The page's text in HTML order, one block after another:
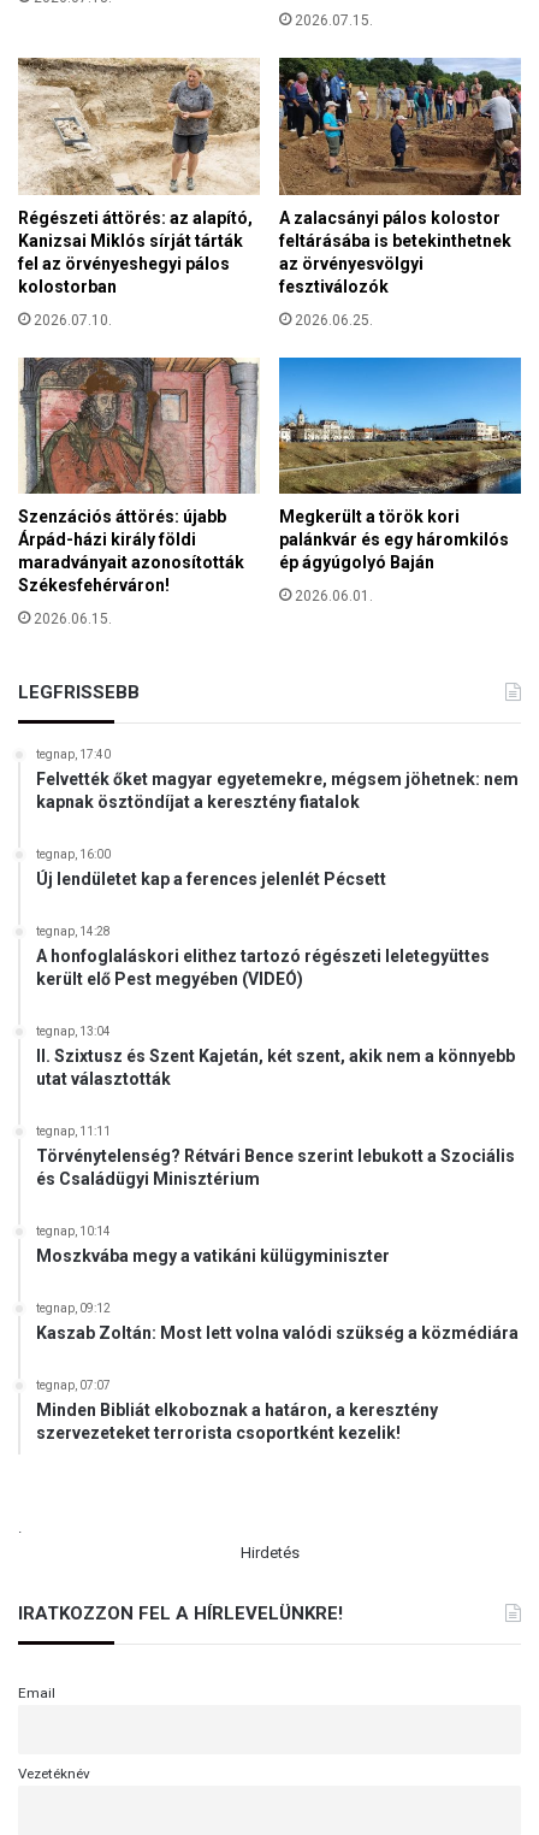
M
é
r
t
k
é
n
y
s
z
e
r
t
B
ü
s
s
z
e
l
e
g
j
r
ő
s
c
s
a
l
á
d
o
k
!
2026.07.15.
Régészeti áttörés: az alapító,
Kanizsai Miklós sírját tárták
fel az örvényeshegyi pálos
kolostorban
2026.07.10.
A zalacsányi pálos kolostor
feltárásába is betekinthetnek
az örvényesvölgyi
fesztiválozók
2026.06.25.
Szenzációs áttörés: újabb
Árpád-házi király földi
maradványait azonosították
Székesfehérváron!
2026.06.15.
Megkerült a török kori
palánkvár és egy háromkilós
ép ágyúgolyó Baján
2026.06.01.
LEGFRISSEBB
tegnap, 17:40
Felvették őket magyar egyetemekre, mégsem jöhetnek: nem
kapnak ösztöndíjat a keresztény fiatalok
tegnap, 16:00
Új lendületet kap a ferences jelenlét Pécsett
tegnap, 14:28
A honfoglaláskori elithez tartozó régészeti leletegyüttes
került elő Pest megyében (VIDEÓ)
tegnap, 13:04
II. Szixtusz és Szent Kajetán, két szent, akik nem a könnyebb
utat választották
tegnap, 11:11
Törvénytelenség? Rétvári Bence szerint lebukott a Szociális
és Családügyi Minisztérium
tegnap, 10:14
Moszkvába megy a vatikáni külügyminiszter
tegnap, 09:12
Kaszab Zoltán: Most lett volna valódi szükség a közmédiára
tegnap, 07:07
Minden Bibliát elkoboznak a határon, a keresztény
szervezeteket terrorista csoportként kezelik!
.
Hirdetés
IRATKOZZON FEL A HÍRLEVELÜNKRE!
Email
Vezetéknév